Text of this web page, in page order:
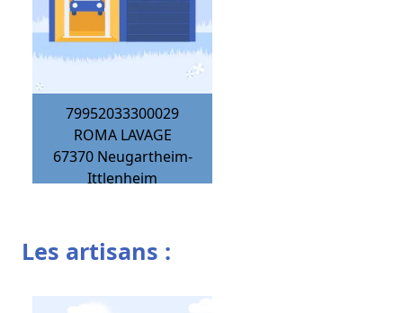
79952033300029
ROMA LAVAGE
67370 Neugartheim-
Ittlenheim
Les artisans :